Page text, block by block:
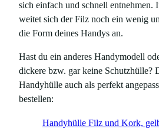
o
M
e
n
g
e
sich einfach und schnell entnehmen.
weitet sich der Filz noch ein wenig
die Form deines Handys an.
Hast du ein anderes Handymodell
dickere bzw. gar keine Schutzhülle?
Handyhülle auch als perfekt
bestellen:
Handyhülle Filz und Kork,